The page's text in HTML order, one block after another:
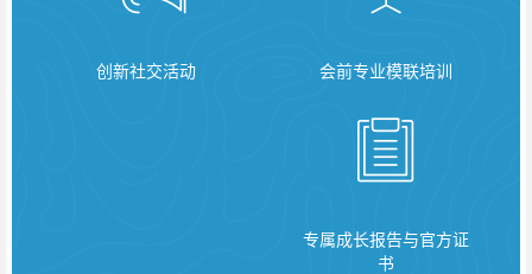
创新社交活动 会前专业模联培训
专属成长报告与官方证
书